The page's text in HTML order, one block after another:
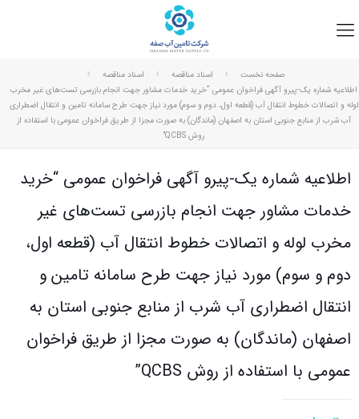
صفحه نخست اسناد مناقصه
اسناد مناقصه
اطلاعیه شماره یک-پیرو آگهی فراخوان عمومی “خرید خدمات مشاور جهت انجام بازرسی تست‌های غیر مخرب
لوله و اتصالات خطوط انتقال آب (قطعه اول، دوم و سوم) مورد نیاز جهت طرح سامانه تامین و انتقال اضطراری
آب شرب از منابع جنوبی استان به اصفهان (ماندگان) به صورت مجزا از طریق فراخوان عمومی با استفاده از
روش QCBS”
اطلاعیه شماره یک-پیرو آگهی فراخوان عمومی “خرید
خدمات مشاور جهت انجام بازرسی تست‌های غیر
مخرب لوله و اتصالات خطوط انتقال آب (قطعه اول،
دوم و سوم) مورد نیاز جهت طرح سامانه تامین و
انتقال اضطراری آب شرب از منابع جنوبی استان به
اصفهان (ماندگان) به صورت مجزا از طریق فراخوان
عمومی با استفاده از روش QCBS”